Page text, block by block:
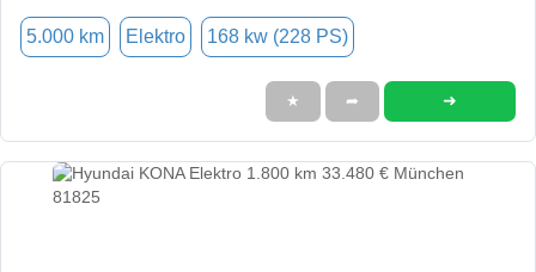
5.000 km Elektro 168 kw (228 PS)
★ ➦ ➜